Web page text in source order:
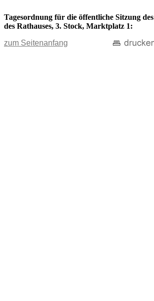
Tagesordnung für die öffentliche Sitzung
des Rathauses, 3. Stock, Marktplatz 1:
zum Seitenanfang